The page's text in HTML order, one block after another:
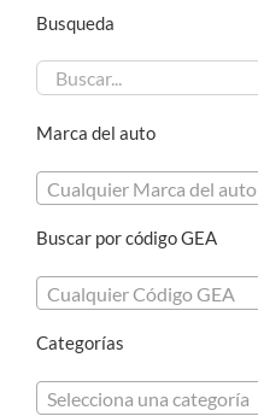
Busqueda
Marca del auto
Cualquier Marca del auto
Buscar por código GEA
Cualquier Código GEA
Categorías
Selecciona una categoría